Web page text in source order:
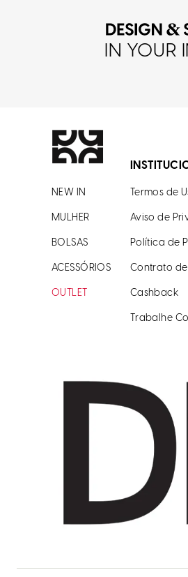
IN YOUR
NEW IN
MULHER
BOLSAS
ACESSÓRIOS
OUTLET
Termos de
Aviso de
Política de
Contrato
Cashback
Trabalhe